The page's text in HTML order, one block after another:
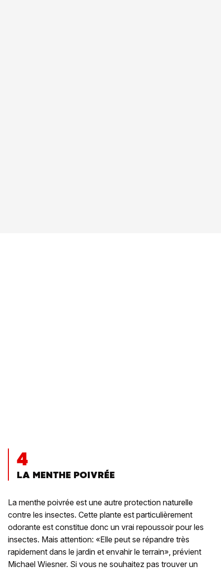
4
LA MENTHE POIVRÉE
La menthe poivrée est une autre protection naturelle
contre les insectes. Cette plante est particulièrement
odorante est constitue donc un vrai repoussoir pour les
insectes. Mais attention: «Elle peut se répandre très
rapidement dans le jardin et envahir le terrain», prévient
Michael Wiesner. Si vous ne souhaitez pas trouver un